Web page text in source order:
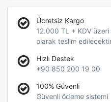
Ücretsiz Kargo
12.000 TL + KDV
olarak teslim
Hızlı Destek
+90 850 200 19 00
100% Güvenli
Güvenli ödeme sistemi